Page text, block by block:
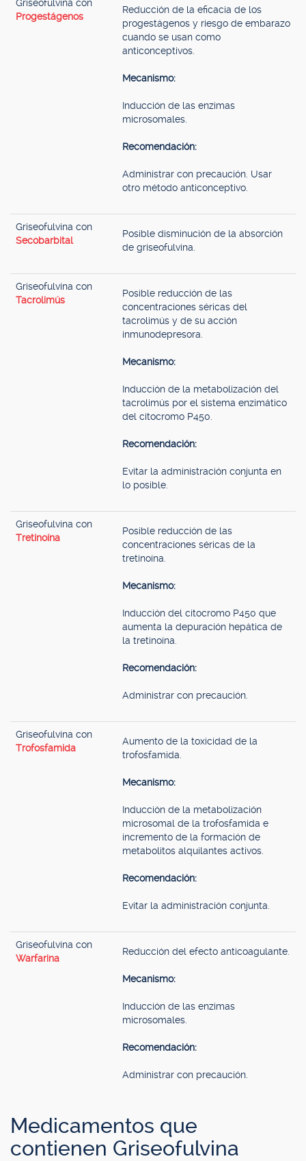
Griseofulvina con
Progestágenos
Reducción de la eficacia de los
progestágenos y riesgo de embarazo
cuando se usan como
anticonceptivos.
Mecanismo:
Inducción de las enzimas
microsomales.
Recomendación:
Administrar con precaución. Usar
otro método anticonceptivo.
Griseofulvina con
Secobarbital
Posible disminución de la absorción
de griseofulvina.
Griseofulvina con
Tacrolimús
Posible reducción de las
concentraciones séricas del
tacrolimús y de su acción
inmunodepresora.
Mecanismo:
Inducción de la metabolización del
tacrolimús por el sistema enzimático
del citocromo P450.
Recomendación:
Evitar la administración conjunta en
lo posible.
Griseofulvina con
Tretinoína
Posible reducción de las
concentraciones séricas de la
tretinoína.
Mecanismo:
Inducción del citocromo P450 que
aumenta la depuración hepática de
la tretinoína.
Recomendación:
Administrar con precaución.
Griseofulvina con
Trofosfamida
Aumento de la toxicidad de la
trofosfamida.
Mecanismo:
Inducción de la metabolización
microsomal de la trofosfamida e
incremento de la formación de
metabolitos alquilantes activos.
Recomendación:
Evitar la administración conjunta.
Griseofulvina con
Warfarina
Reducción del efecto anticoagulante.
Mecanismo:
Inducción de las enzimas
microsomales.
Recomendación:
Administrar con precaución.
Medicamentos que
contienen Griseofulvina